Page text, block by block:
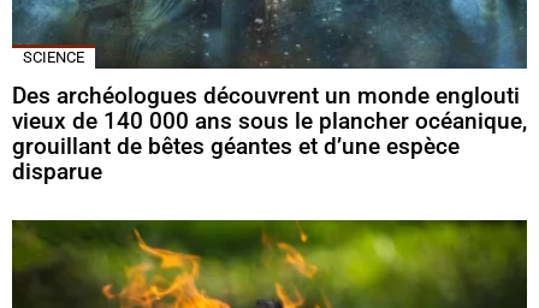
SCIENCE
Des archéologues découvrent un monde englouti
vieux de 140 000 ans sous le plancher océanique,
grouillant de bêtes géantes et d’une espèce
disparue